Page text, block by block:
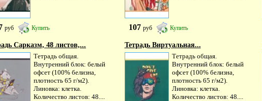
руб Купить 107 руб Купить
Сарказм, 48 листов,...
Тетрадь общая.
Внутренний блок: белый
офсет (100% белизна,
плотность 65 г/м2).
Линовка: клетка.
Количество листов: 48....
Тетрадь Виртуальная...
Тетрадь общая.
Внутренний блок: белый
офсет (100% белизна,
плотность 65 г/м2).
Линовка: клетка.
Количество листов: 48....